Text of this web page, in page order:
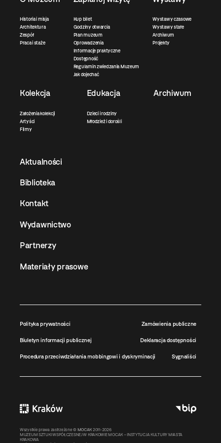
Historia i misja
Architektura
Zespół
Praca i staże
Kup bilet
Godziny otwarcia
Plan muzeum
Oprowadzenia
Informacje praktyczne
Dostępność
Regulamin zwiedzania Muzeum
Jak dojechać
Wystawy czasowe
Wystawy stałe
Archiwum
Projekty
Kolekcja
Założenia kolekcji
Artyści
Filmy
Edukacja
Dzieci i rodziny
Młodzież i dorośli
Archiwum
Aktualności
Biblioteka
Kontakt
Wydawnictwo
Partnerzy
Materiały prasowe
Polityka prywatności Zamówienia publiczne
Biuletyn informacji publicznej Deklaracja dostępności
Procedura przeciwdziałania mobbingowi i dyskryminacji Sygnaliści
Wszystkie prawa zastrzeżone © MOCAK 2011-2026
MUZEUM SZTUKI WSPÓŁCZESNEJ W KRAKOWIE MOCAK – INSTYTUCJA KULTURY MIASTA
KRAKOWA